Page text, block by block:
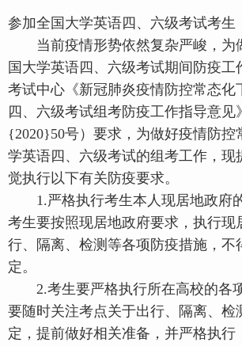
参加全国大学英语四、六级考试
当前疫情形势依然复杂严峻，为
国大学英语四、六级考试期间防疫工
考试中心《新冠肺炎疫情防控常态化
四、六级考试组考防疫工作指导意见
{2020}50号）要求，为做好疫情防控
学英语四、六级考试的组考工作，现
觉执行以下有关防疫要求。
1.严格执行考生本人现居地政府的
考生要按照现居地政府要求，执行现
行、隔离、检测等各项防疫措施，不
定。
2.考生要严格执行所在高校的各
要随时关注考点关于出行、隔离、检
定，提前做好相关准备，并严格执行